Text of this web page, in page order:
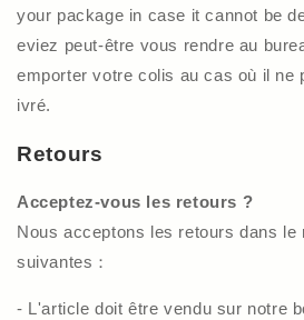
your package in case it cannot be
eviez peut-être vous rendre au
emporter votre colis au cas où il ne
ivré.
Retours
Acceptez-vous les retours ?
Nous acceptons les retours dans le
suivantes：
- L'article doit être vendu sur notre